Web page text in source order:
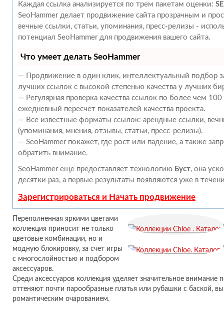
Каждая ссылка анализируется по трем пакетам оценки:
SeoHammer делает продвижение сайта прозрачным и
вечные ссылки, статьи, упоминания, пресс-релизы -
потенциал SeoHammer для продвижения вашего сайта.
Что умеет делать SeoHammer
— Продвижение в один клик, интеллектуальный подбор
лучших ссылок с высокой степенью качества у лучших
— Регулярная проверка качества ссылок по более чем
ежедневный пересчет показателей качества проекта.
— Все известные форматы ссылок: арендные ссылки,
(упоминания, мнения, отзывы, статьи, пресс-релизы).
— SeoHammer покажет, где рост или падение, а также
обратить внимание.
SeoHammer еще предоставляет технологию Буст, она
десятки раз, а первые результаты появляются уже в
Зарегистрироваться и Начать продвижение
Переполненная яркими цветами
коллекция приносит не только
цветовые комбинации, но и
модную блокировку, за счет игры
с многослойностью и подбором
аксессуаров.
Среди аксессуаров коллекция уделяет значительное внимание
оттеняют почти парообразные платья или рубашки с баской,
романтическим очарованием.